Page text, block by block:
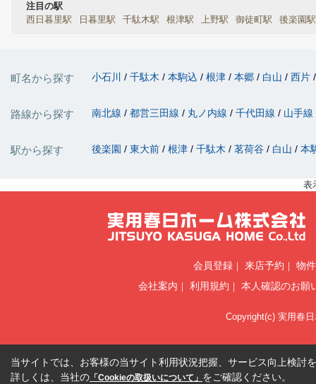
注目の駅
西日暮里駅
日暮里駅 千駄木駅 根津駅 上野駅 御徒町駅 後楽園駅
町名から探す 小石川 千駄木 本駒込 根津 本郷 白山 西片
路線から探す 南北線 都営三田線 丸ノ内線 千代田線 山手線
駅から探す 後楽園 東大前 根津 千駄木 茗荷谷 白山 本
表
会員登録 来店予約
物
会社案内
利用規約 本人確認のお願
Copyright(c) 実用春
当サイトでは、お客様の当サイト利用状況把握、サービス向上検討
詳しくは、当社の 「Cookieの取扱いについて」 をご確認ください。